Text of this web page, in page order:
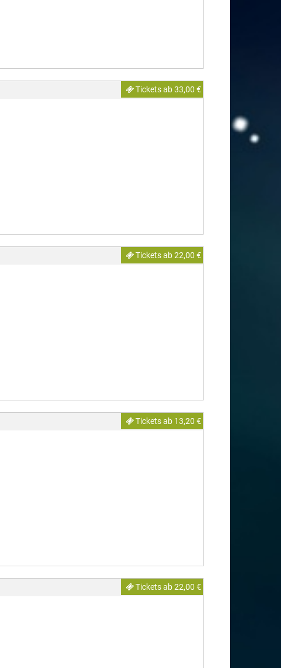
Tickets ab 33,00 €
Tickets ab 22,00 €
Tickets ab 13,20 €
Tickets ab 22,00 €